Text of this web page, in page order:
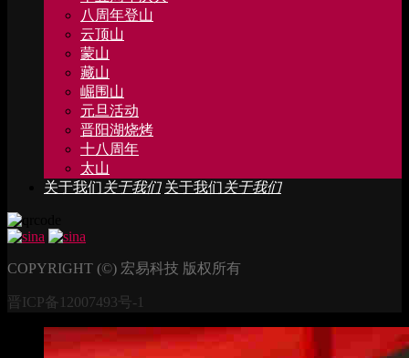
八周年登山
云顶山
蒙山
藏山
崛围山
元旦活动
晋阳湖烧烤
十八周年
太山
关于我们关于我们 关于我们关于我们
COPYRIGHT (©) 宏易科技 版权所有
晋ICP备12007493号-1